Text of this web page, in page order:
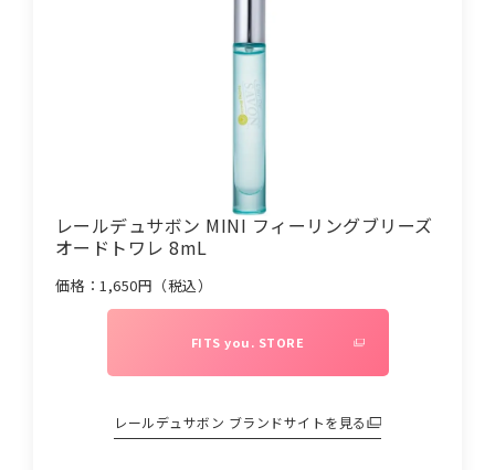
レールデュサボン MINI フィーリングブリーズ
オードトワレ 8mL
価格：1,650円（税込）
FITS you. STORE
レールデュサボン ブランドサイトを見る